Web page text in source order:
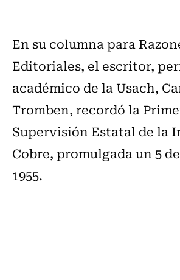
En su columna para
Editoriales, el escritor,
académico de la Usach,
Tromben, recordó la
Supervisión Estatal de la
Cobre, promulgada un 5
1955.